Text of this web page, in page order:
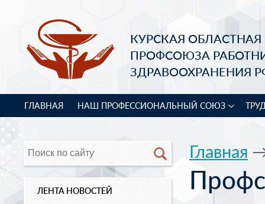
КУРСКАЯ
ПРОФСОЮЗА
ЗДРАВООХРАНЕНИЯ
ГЛАВНАЯ НАШ ПРОФЕССИОНАЛЬНЫЙ СОЮЗ
ЛЕНТА НОВОСТЕЙ
Главная